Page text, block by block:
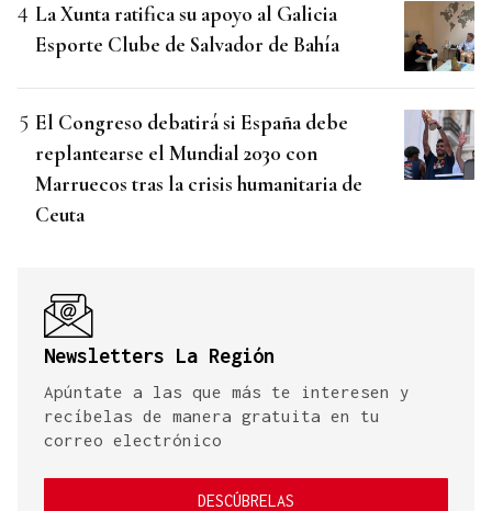
La Xunta ratifica su apoyo al Galicia
Esporte Clube de Salvador de Bahía
El Congreso debatirá si España debe
replantearse el Mundial 2030 con
Marruecos tras la crisis humanitaria de
Ceuta
Newsletters La Región
Apúntate a las que más te interesen y
recíbelas de manera gratuita en tu
correo electrónico
DESCÚBRELAS